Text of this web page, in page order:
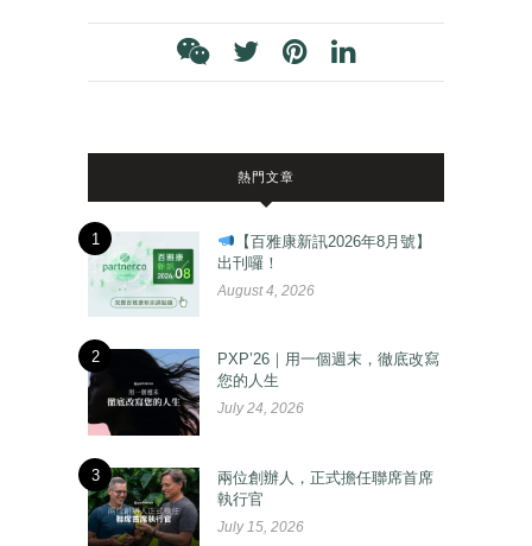
熱門文章
1
【百雅康新訊2026年8月號】
出刊囉！
August 4, 2026
2
PXP’26｜用一個週末，徹底改寫
您的人生
July 24, 2026
3
兩位創辦人，正式擔任聯席首席
執行官
July 15, 2026